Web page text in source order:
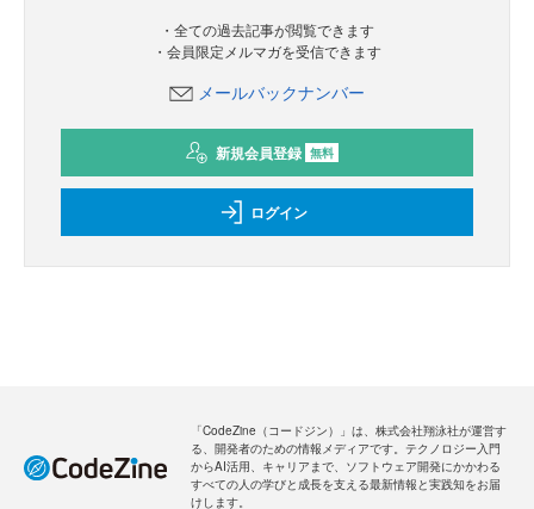
・全ての過去記事が閲覧できます
・会員限定メルマガを受信できます
メールバックナンバー
新規会員登録 無料
ログイン
「CodeZine（コードジン）」は、株式会社翔泳社が運営す
る、開発者のための情報メディアです。テクノロジー入門
からAI活用、キャリアまで、ソフトウェア開発にかかわる
すべての人の学びと成長を支える最新情報と実践知をお届
けします。